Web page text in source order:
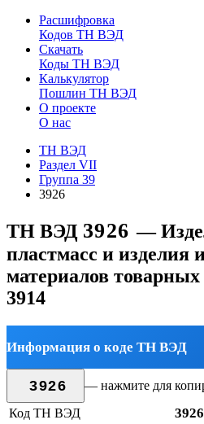
Расшифровка
Кодов ТН ВЭД
Скачать
Коды ТН ВЭД
Калькулятор
Пошлин ТН ВЭД
О проекте
О нас
ТН ВЭД
Раздел VII
Группа 39
3926
ТН ВЭД 3926—
пластмасс и изделия
материалов
3914
Информация о коде ТН ВЭД
3926
— нажмите для
Код ТН ВЭД
3926